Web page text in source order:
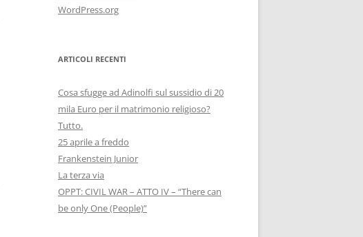
WordPress.org
ARTICOLI RECENTI
Cosa sfugge ad Adinolfi sul sussidio di 20
mila Euro per il matrimonio religioso?
Tutto.
25 aprile a freddo
Frankenstein Junior
La terza via
OPPT: CIVIL WAR – ATTO IV – “There can
be only One (People)”